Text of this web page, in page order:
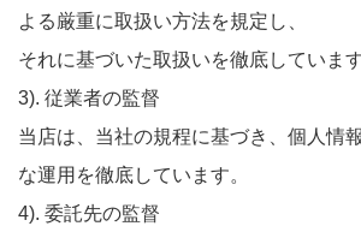
よる厳重に取扱い方法を規定し、
それに基づいた取扱いを徹底しています
3). 従業者の監督
当店は、当社の規程に基づき、個人情
な運用を徹底しています。
4). 委託先の監督